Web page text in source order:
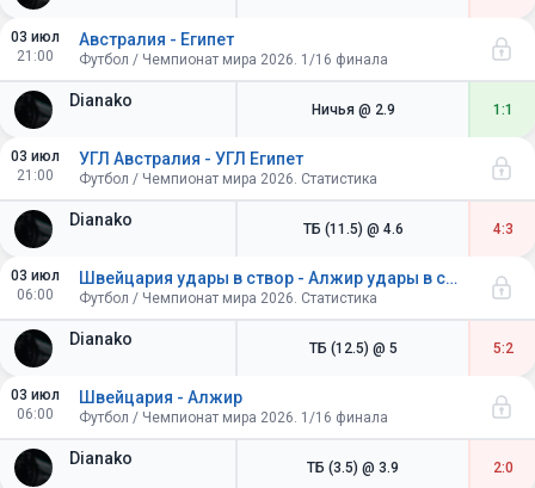
03 июл
21:00
Dianako
Австралия - Египет
Футбол / Чемпионат мира 2026. 1/16 финала
Ничья @ 2.9 1:1
03 июл
21:00
Dianako
УГЛ Австралия - УГЛ Египет
Футбол / Чемпионат мира 2026. Статистика
ТБ (11.5) @ 4.6 4:3
03 июл
06:00
Dianako
Швейцария удары в створ - Алжир удары в створ
Футбол / Чемпионат мира 2026. Статистика
ТБ (12.5) @ 5 5:2
03 июл
06:00
Dianako
Швейцария - Алжир
Футбол / Чемпионат мира 2026. 1/16 финала
ТБ (3.5) @ 3.9 2:0